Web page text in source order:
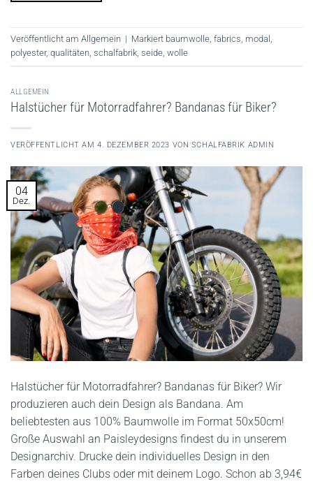
Veröffentlicht am Allgemein | Markiert baumwolle, fabrics, modal ,
polyester, qualitäten, schalfabrik, seide, wolle
ALLGEMEIN
Halstücher für Motorradfahrer? Bandanas für Biker?
VERÖFFENTLICHT AM4. DEZEMBER 2023 VON SCHALFABRIK ADMIN
04
Dez.
Halstücher für Motorradfahrer? Bandanas für Biker? Wir
produzieren auch dein Design als Bandana. Am
beliebtesten aus 100% Baumwolle im Format 50x50cm!
Große Auswahl an Paisleydesigns findest du in unserem
Designarchiv. Drucke dein individuelles Design in den
Farben deines Clubs oder mit deinem Logo. Schon ab 3,94€